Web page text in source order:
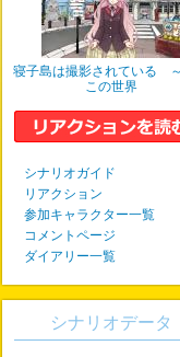
寝子島は撮影されている
この世界
シナリオガイド
リアクション
参加キャラクター一覧
コメントページ
ダイアリー一覧
シナリオデータ